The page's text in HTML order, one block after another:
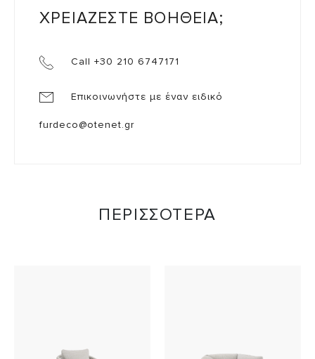
ΧΡΕΙΑΖΕΣΤΕ ΒΟΗΘΕΙΑ;
Call +30 210 6747171
Επικοινωνήστε με έναν ειδικό
furdeco@otenet.gr
ΠΕΡΙΣΣΟΤΕΡΑ